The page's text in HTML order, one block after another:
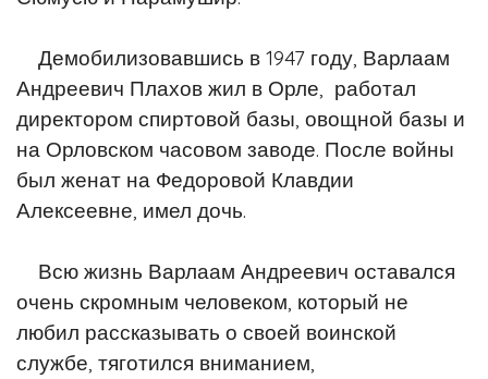
Демобилизовавшись в 1947 году, Варлаам
Андреевич Плахов жил в Орле, работал
директором спиртовой базы, овощной базы и
на Орловском часовом заводе. После войны
был женат на Федоровой Клавдии
Алексеевне, имел дочь.
Всю жизнь Варлаам Андреевич оставался
очень скромным человеком, который не
любил рассказывать о своей воинской
службе, тяготился вниманием,